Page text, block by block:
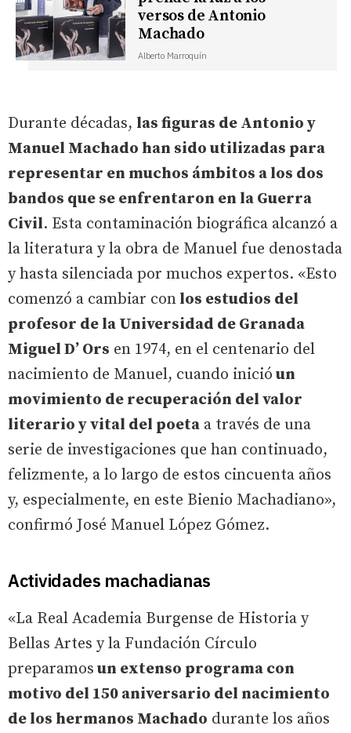
versos de Antonio
Machado
Alberto Marroquín
Durante décadas, las figuras de Antonio y
Manuel Machado han sido utilizadas para
representar en muchos ámbitos a los dos
bandos que se enfrentaron en la Guerra
Civil. Esta contaminación biográfica alcanzó a
la literatura y la obra de Manuel fue denostada
y hasta silenciada por muchos expertos. «Esto
comenzó a cambiar con los estudios del
profesor de la Universidad de Granada
Miguel D’ Ors en 1974, en el centenario del
nacimiento de Manuel, cuando inició un
movimiento de recuperación del valor
literario y vital del poeta a través de una
serie de investigaciones que han continuado,
felizmente, a lo largo de estos cincuenta años
y, especialmente, en este Bienio Machadiano»,
confirmó José Manuel López Gómez.
Actividades machadianas
«La Real Academia Burgense de Historia y
Bellas Artes y la Fundación Círculo
preparamos un extenso programa con
motivo del 150 aniversario del nacimiento
de los hermanos Machado durante los años